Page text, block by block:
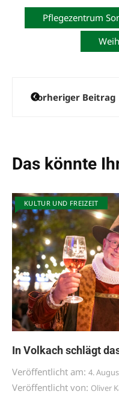
Pflegezentrum
Vorheriger Beitrag
Das könnte
KULTUR UND FREIZEIT
In Volkach schlägt
Veröffentlicht am: 4.
Veröffentlicht von: Oliver